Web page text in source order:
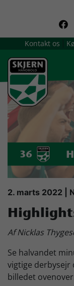
Kontakt os
Om Skjern
Ligatruppen
Sponsorer
Billetsalg /
Presse
Skjern Bank
Nyhedsbrev
2. marts 2022 |
Af Nicklas
Se halvandet
vigtige derbysejr
billedet